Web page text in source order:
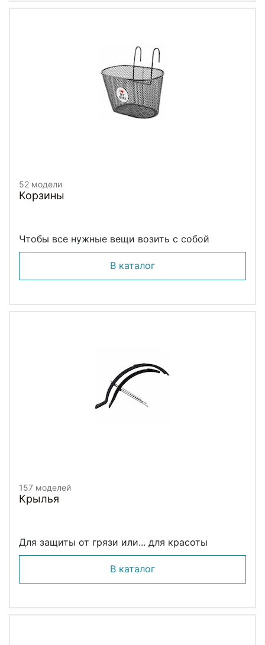
52 модели
Корзины
Чтобы все нужные вещи возить с собой
В каталог
157 моделей
Крылья
Для защиты от грязи или... для красоты
В каталог